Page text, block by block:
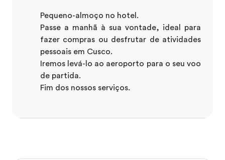
Pequeno-almoço no hotel.
Passe a manhã à sua vontade, ideal para
fazer compras ou desfrutar de atividades
pessoais em Cusco.
Iremos levá-lo ao aeroporto para o seu voo
de partida.
Fim dos nossos serviços.